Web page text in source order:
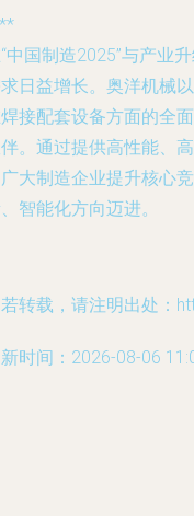
中国制造2025”与产业
日益增长。奥洋机械
接配套设备方面的全
。通过提供高性能、
大制造企业提升核心
智能化方向迈进。
转载，请注明出处：
时间：2026-08-06